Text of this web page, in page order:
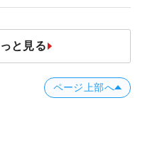
と見る
ページ上部へ